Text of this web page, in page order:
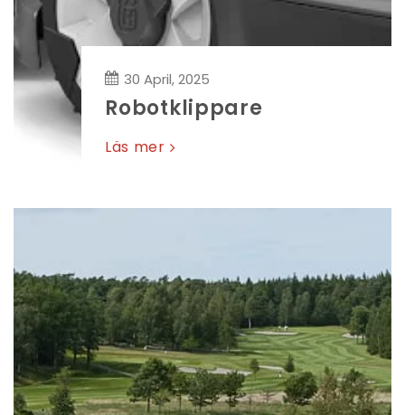
30 April, 2025
Robotklippare
Läs mer